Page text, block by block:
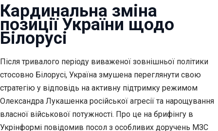
Кардинальна зміна
позиції України щодо
Білорусі
Після тривалого періоду виваженої зовнішньої політики
стосовно Білорусі, Україна змушена переглянути свою
стратегію у відповідь на активну підтримку режимом
Олександра Лукашенка російської агресії та нарощування
власної військової потужності. Про це на брифінгу в
Укрінформі повідомив посол з особливих доручень МЗС